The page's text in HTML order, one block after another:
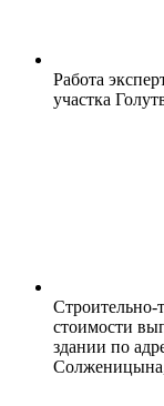
Работа
участка
Строительно-
стоимости
здании по